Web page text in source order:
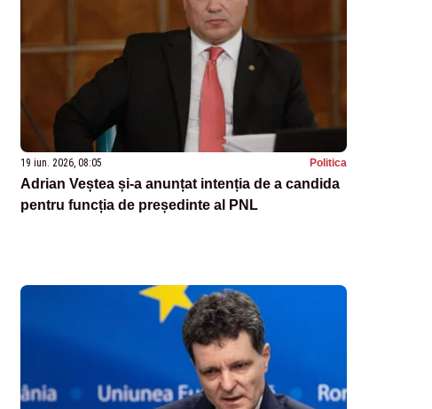
19 iun. 2026, 08:05 Politica
Adrian Veștea și-a anunțat intenția de a candida
pentru funcția de președinte al PNL